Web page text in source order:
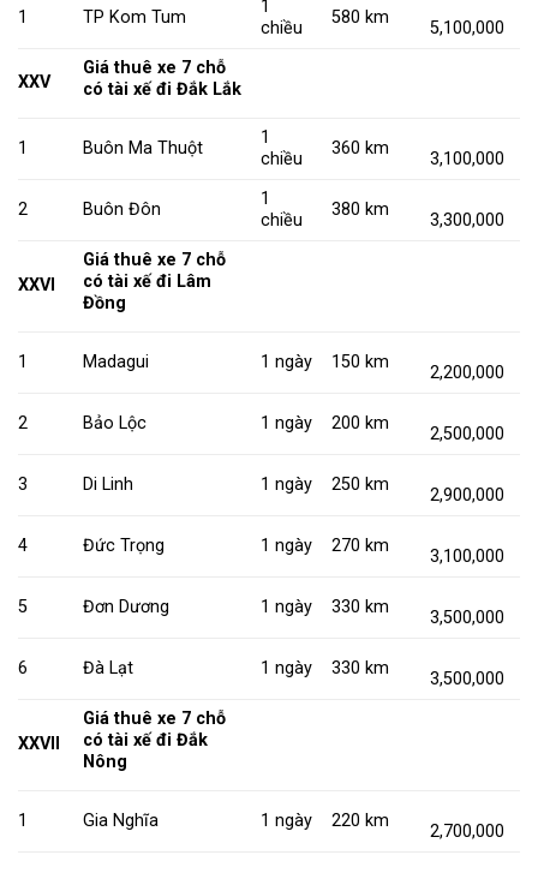
1 TP Kom Tum
1
chiều
580 km
5,100,000
XXV
Giá thuê xe 7 chỗ
có tài xế đi Đắk Lắk
1 Buôn Ma Thuột
1
chiều
360 km
3,100,000
2 Buôn Đôn
1
chiều
380 km
3,300,000
XXVI
Giá thuê xe 7 chỗ
có tài xế đi Lâm
Đồng
1 Madagui 1 ngày 150 km
2,200,000
2 Bảo Lộc 1 ngày 200 km
2,500,000
3 Di Linh 1 ngày 250 km
2,900,000
4 Đức Trọng 1 ngày 270 km
3,100,000
5 Đơn Dương 1 ngày 330 km
3,500,000
6 Đà Lạt 1 ngày 330 km
3,500,000
XXVII
Giá thuê xe 7 chỗ
có tài xế đi Đắk
Nông
1 Gia Nghĩa 1 ngày 220 km
2,700,000